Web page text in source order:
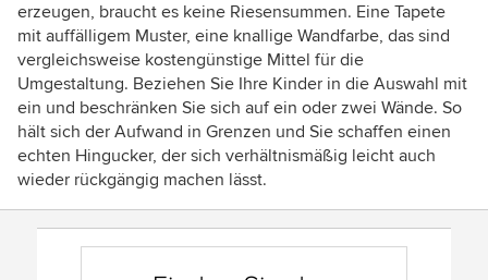
erzeugen, braucht es keine Riesensummen. Eine Tapete
mit auffälligem Muster, eine knallige Wandfarbe, das sind
vergleichsweise kostengünstige Mittel für die
Umgestaltung. Beziehen Sie Ihre Kinder in die Auswahl mit
ein und beschränken Sie sich auf ein oder zwei Wände. So
hält sich der Aufwand in Grenzen und Sie schaffen einen
echten Hingucker, der sich verhältnismäßig leicht auch
wieder rückgängig machen lässt.